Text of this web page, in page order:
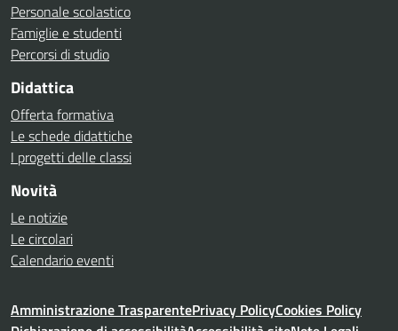
Personale scolastico
Famiglie e studenti
Percorsi di studio
Didattica
Offerta formativa
Le schede didattiche
I progetti delle classi
Novità
Le notizie
Le circolari
Calendario eventi
Amministrazione TrasparentePrivacy PolicyCookies Policy